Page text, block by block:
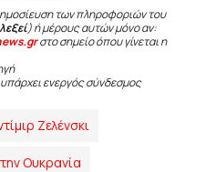
των πληροφοριών του
) ή μέρους αυτών μόνο αν:
στο σημείο όπου γίνεται η
ενεργός σύνδεσμος
Ζελένσκι
Ουκρανία